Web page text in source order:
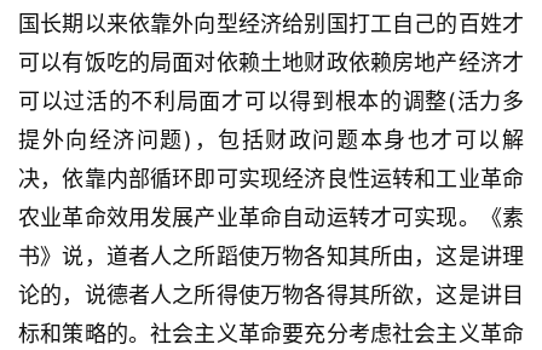
首
国长期以来依靠外向型经济给别国打工自己的百姓才
可以有饭吃的局面对依赖土地财政依赖房地产经济才
可以过活的不利局面才可以得到根本的调整(活力多
提外向经济问题)，包括财政问题本身也才可以解
决，依靠内部循环即可实现经济良性运转和工业革命
农业革命效用发展产业革命自动运转才可实现。《素
书》说，道者人之所蹈使万物各知其所由，这是讲理
论的，说德者人之所得使万物各得其所欲，这是讲目
标和策略的。社会主义革命要充分考虑社会主义革命